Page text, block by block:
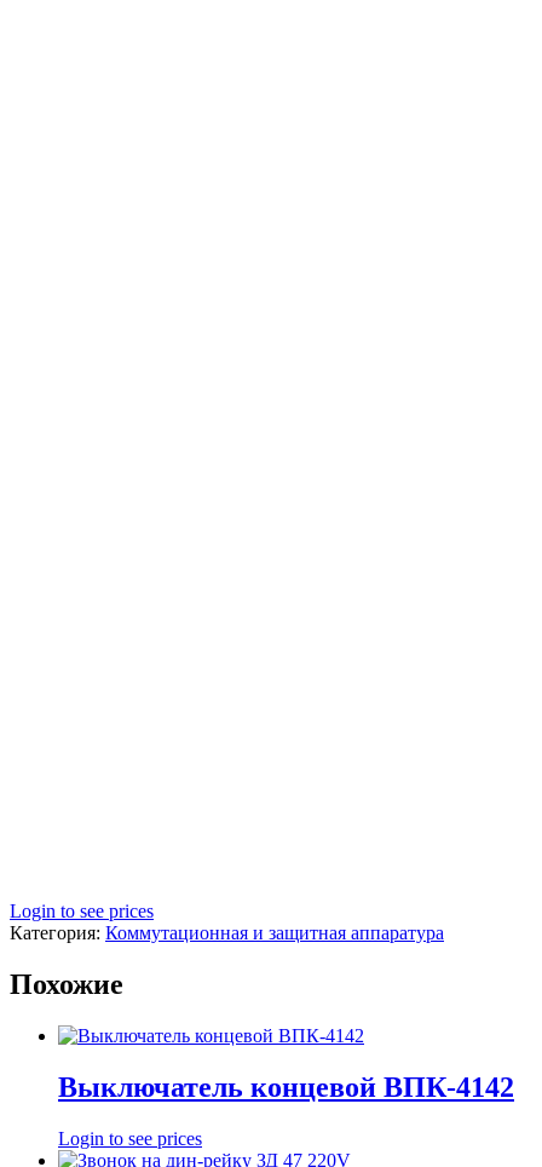
Login to see prices
Категория: Коммутационная и защитная аппаратура
Похожие
Выключатель концевой ВПК-4142
Login to see prices